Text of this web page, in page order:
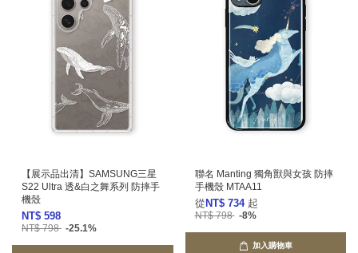
【展示品出清】SAMSUNG三星
S22 Ultra 透&白之舞系列 防摔手
機殼
NT$ 598
NT$ 798 -25.1%
聯名 Manting 獨角獸與女孩 防摔
手機殼 MTAA11
從 NT$ 734 起
NT$ 798 -8%
加入購物車